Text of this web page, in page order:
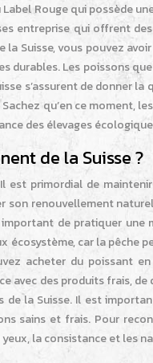
Rouge qui possède
entreprise qui offrent
Suisse, vous pouvez
durables. Les poissons
s’assurent de donner
qu’en ce moment,
des élevages
de la Suisse ?
est primordial de
renouvellement
de pratiquer
car la pêche
acheter du poissant
avec des produits frais,
la Suisse. Il est
sains et frais. Pour
la consistance et les